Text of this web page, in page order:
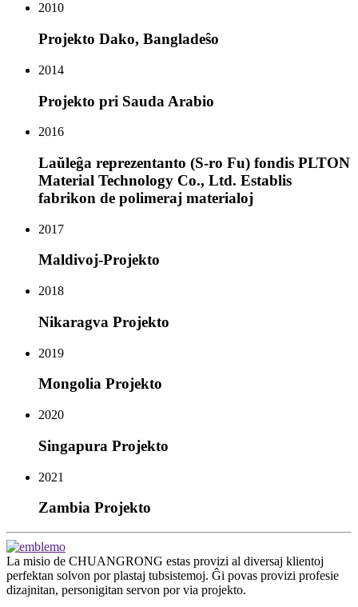
2010
Projekto Dako, Bangladeŝo
2014
Projekto pri Sauda Arabio
2016
Laŭleĝa reprezentanto (S-ro Fu) fondis PLTON
Material Technology Co., Ltd. Establis
fabrikon de polimeraj materialoj
2017
Maldivoj-Projekto
2018
Nikaragva Projekto
2019
Mongolia Projekto
2020
Singapura Projekto
2021
Zambia Projekto
La misio de CHUANGRONG estas provizi al diversaj klientoj
perfektan solvon por plastaj tubsistemoj. Ĝi povas provizi profesie
dizajnitan, personigitan servon por via projekto.